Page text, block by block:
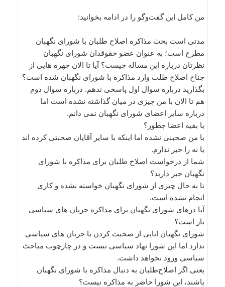
من کامل این گفت‌وگو را در ادامه بخوانید:
مدتی است بحث مذاکره اصلاح طلبان با شورای نگهبان
مطرح است؛ به عنوان عضو حقوقدان شورای نگهبان
نظرتان درباره این مساله چیست؟ آیا تا الان چهره هایی از
جناح اصلاح طلب وارد مذاکره با شورای نگهبان شده است؟
بگذارید درباره سوال اول پاسخی ندهم. درباره سوال دوم
هم تا الان با من چیزی در میان گذاشته نشده است اما
درباره سایر اعضای شورای نگهبان نمی دانم.
با بقیه اعضا چطور؟
با من صحبنی نشده اما اینکه با سایر آقایان صحبتی کرده اند
یا نه را خبر ندارم.
شما از درخواست اصلاح طلبان برای مذاکره با شورای
نگهبان خبر دارید؟
تا به حال چیزی از شورای نگهبان خواسته نشده و کاری
انجام نشده است.
آیا درهای شورای نگهبان برای مذاکره جریان های سیاسی
باز است؟
شورای نگهبان ابایی از صحبت کردن با جریان های سیاسی
ندارد اما این شورا نهاد سیاسی نیست و در چارچوب مباحث
سیاسی ورود نخواهد داشت.
یعنی اگر اصلاح‌طلبان به دنبال مذاکره با شورای نگهبان
باشند، این شورا حاضر به مذاکره نیست؟